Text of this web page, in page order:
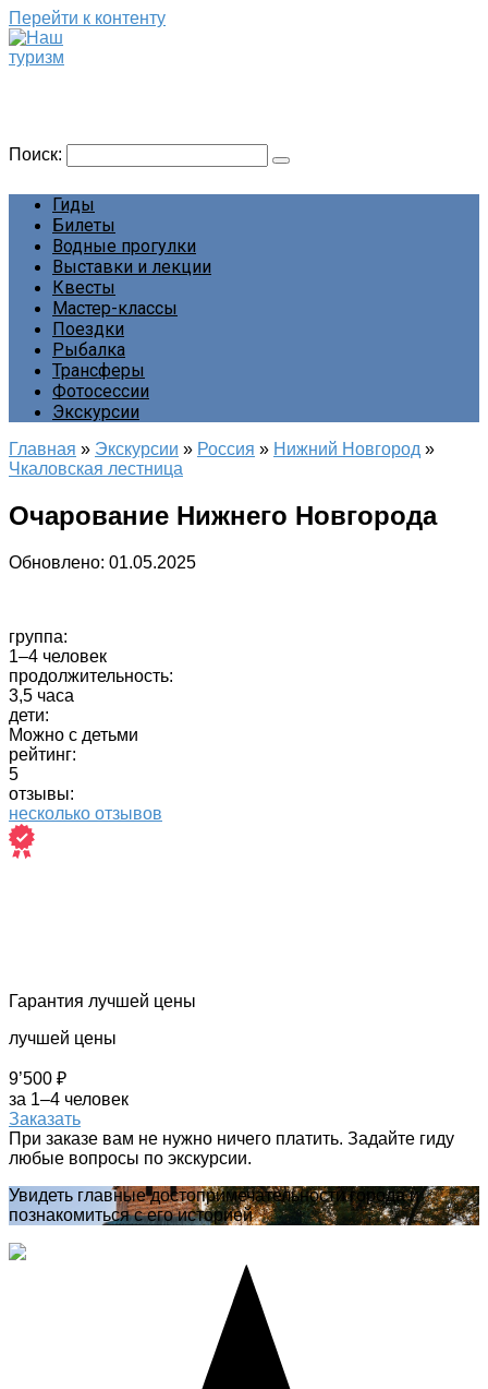
Перейти к контенту
Поиск:
Гиды
Билеты
Водные прогулки
Выставки и лекции
Квесты
Мастер-классы
Поездки
Рыбалка
Трансферы
Фотосессии
Экскурсии
Главная » Экскурсии » Россия » Нижний Новгород »
Чкаловская лестница
Очарование Нижнего Новгорода
Обновлено: 01.05.2025
группа:
1–4 человек
продолжительность:
3,5 часа
дети:
Можно с детьми
рейтинг:
5
отзывы:
несколько отзывов
Гарантия лучшей цены
лучшей цены
9’500 ₽
за 1–4 человек
Заказать
При заказе вам не нужно ничего платить. Задайте гиду
любые вопросы по экскурсии.
Увидеть главные достопримечательности города и
познакомиться с его историей